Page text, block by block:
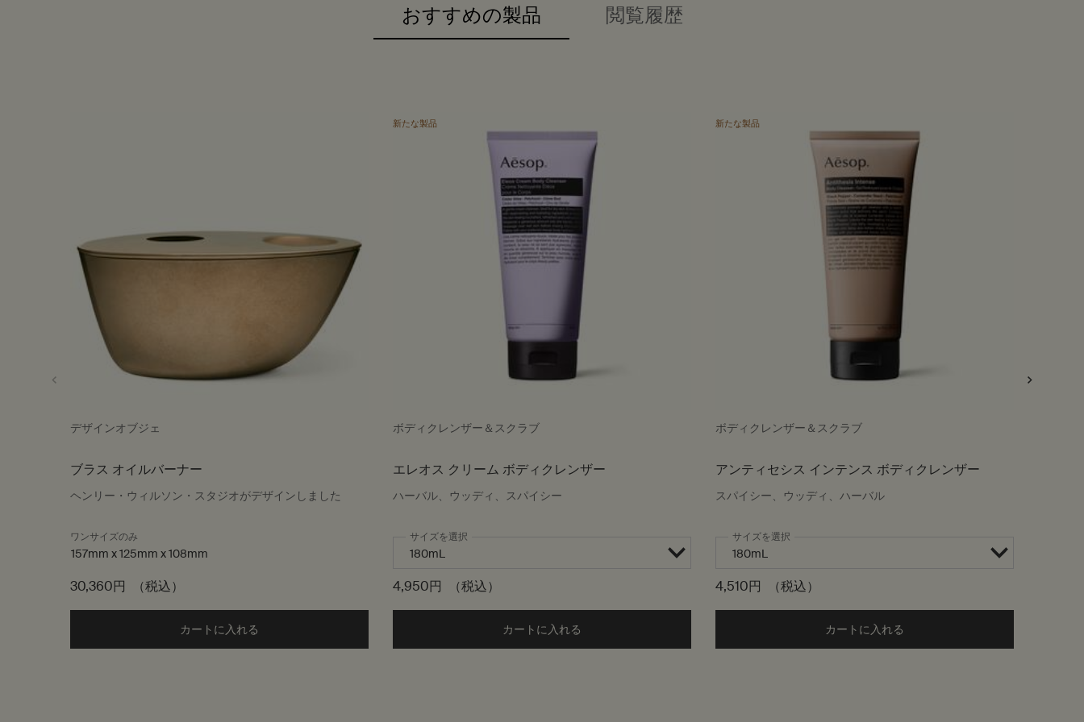
おすすめの製品 閲覧履歴
デザインオブジェ
ブラス オイルバーナー
ヘンリー・ウィルソン・スタジオがデザインしました
ワンサイズのみ
157mm x 125mm x 108mm
30,360円 （税込）
カートに入れる
新たな製品
ボディクレンザー＆スクラブ
エレオス クリーム ボディクレンザー
ハーバル、ウッディ、スパイシー
サイズを選択
4,950円 （税込）
カートに入れる Add the エレオス クリーム ボディクレンザー to cart
新たな製品
ボディクレンザー＆スクラブ
アンティセシス インテンス ボディクレンザー
スパイシー、ウッディ、ハーバル
サイズを選択
4,510円 （税込）
カートに入れる